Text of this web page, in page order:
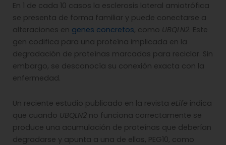
En 1 de cada 10 casos la esclerosis lateral amiotrófica
se presenta de forma familiar y puede conectarse a
alteraciones en genes concretos, como UBQLN2. Este
gen codifica para una proteína implicada en la
degradación de proteínas marcadas para reciclar. Sin
embargo, se desconocía su conexión exacta con la
enfermedad.
Un reciente estudio publicado en la revista eLife indica
que cuando UBQLN2 no funciona correctamente se
produce una acumulación de proteínas que deberían
degradarse y apunta a una de ellas, PEG10, como